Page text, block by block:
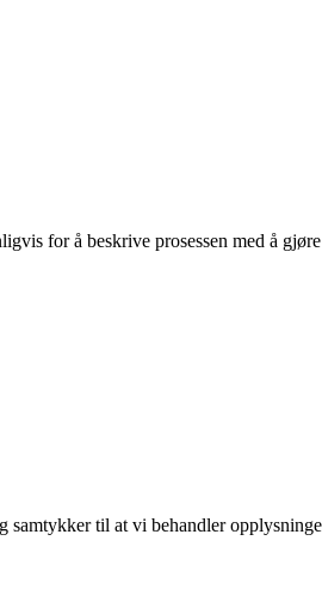
for å beskrive prosessen med å
til at vi behandler